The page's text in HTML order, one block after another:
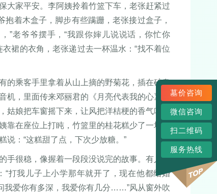
家平安。李阿姨拎着竹篮下车，老张赶紧过
抱着木盒子，脚步有些蹒跚，老张接过盒子，
”老爷爷摆手，“我跟你婶儿说说话，你忙你
裙的衣角，老张递过去一杯温水：“找不着位
的乘客手里拿着从山上摘的野菊花，插在矿泉
，里面传来邓丽君的《月亮代表我的心》，
娘把车窗摇下来，让风把洋桔梗的香气吹出
在座位上打盹，竹篮里的桂花糕少了一块，
说：“这糕甜了点，下次少放糖。”
手很稳，像握着一段段没说完的故事。有人问
“打我儿子上小学那年就开了，现在他都结婚
我爱你有多深，我爱你有几分……”风从窗外吹
墓价咨询
微信咨询
扫二维码
服务热线